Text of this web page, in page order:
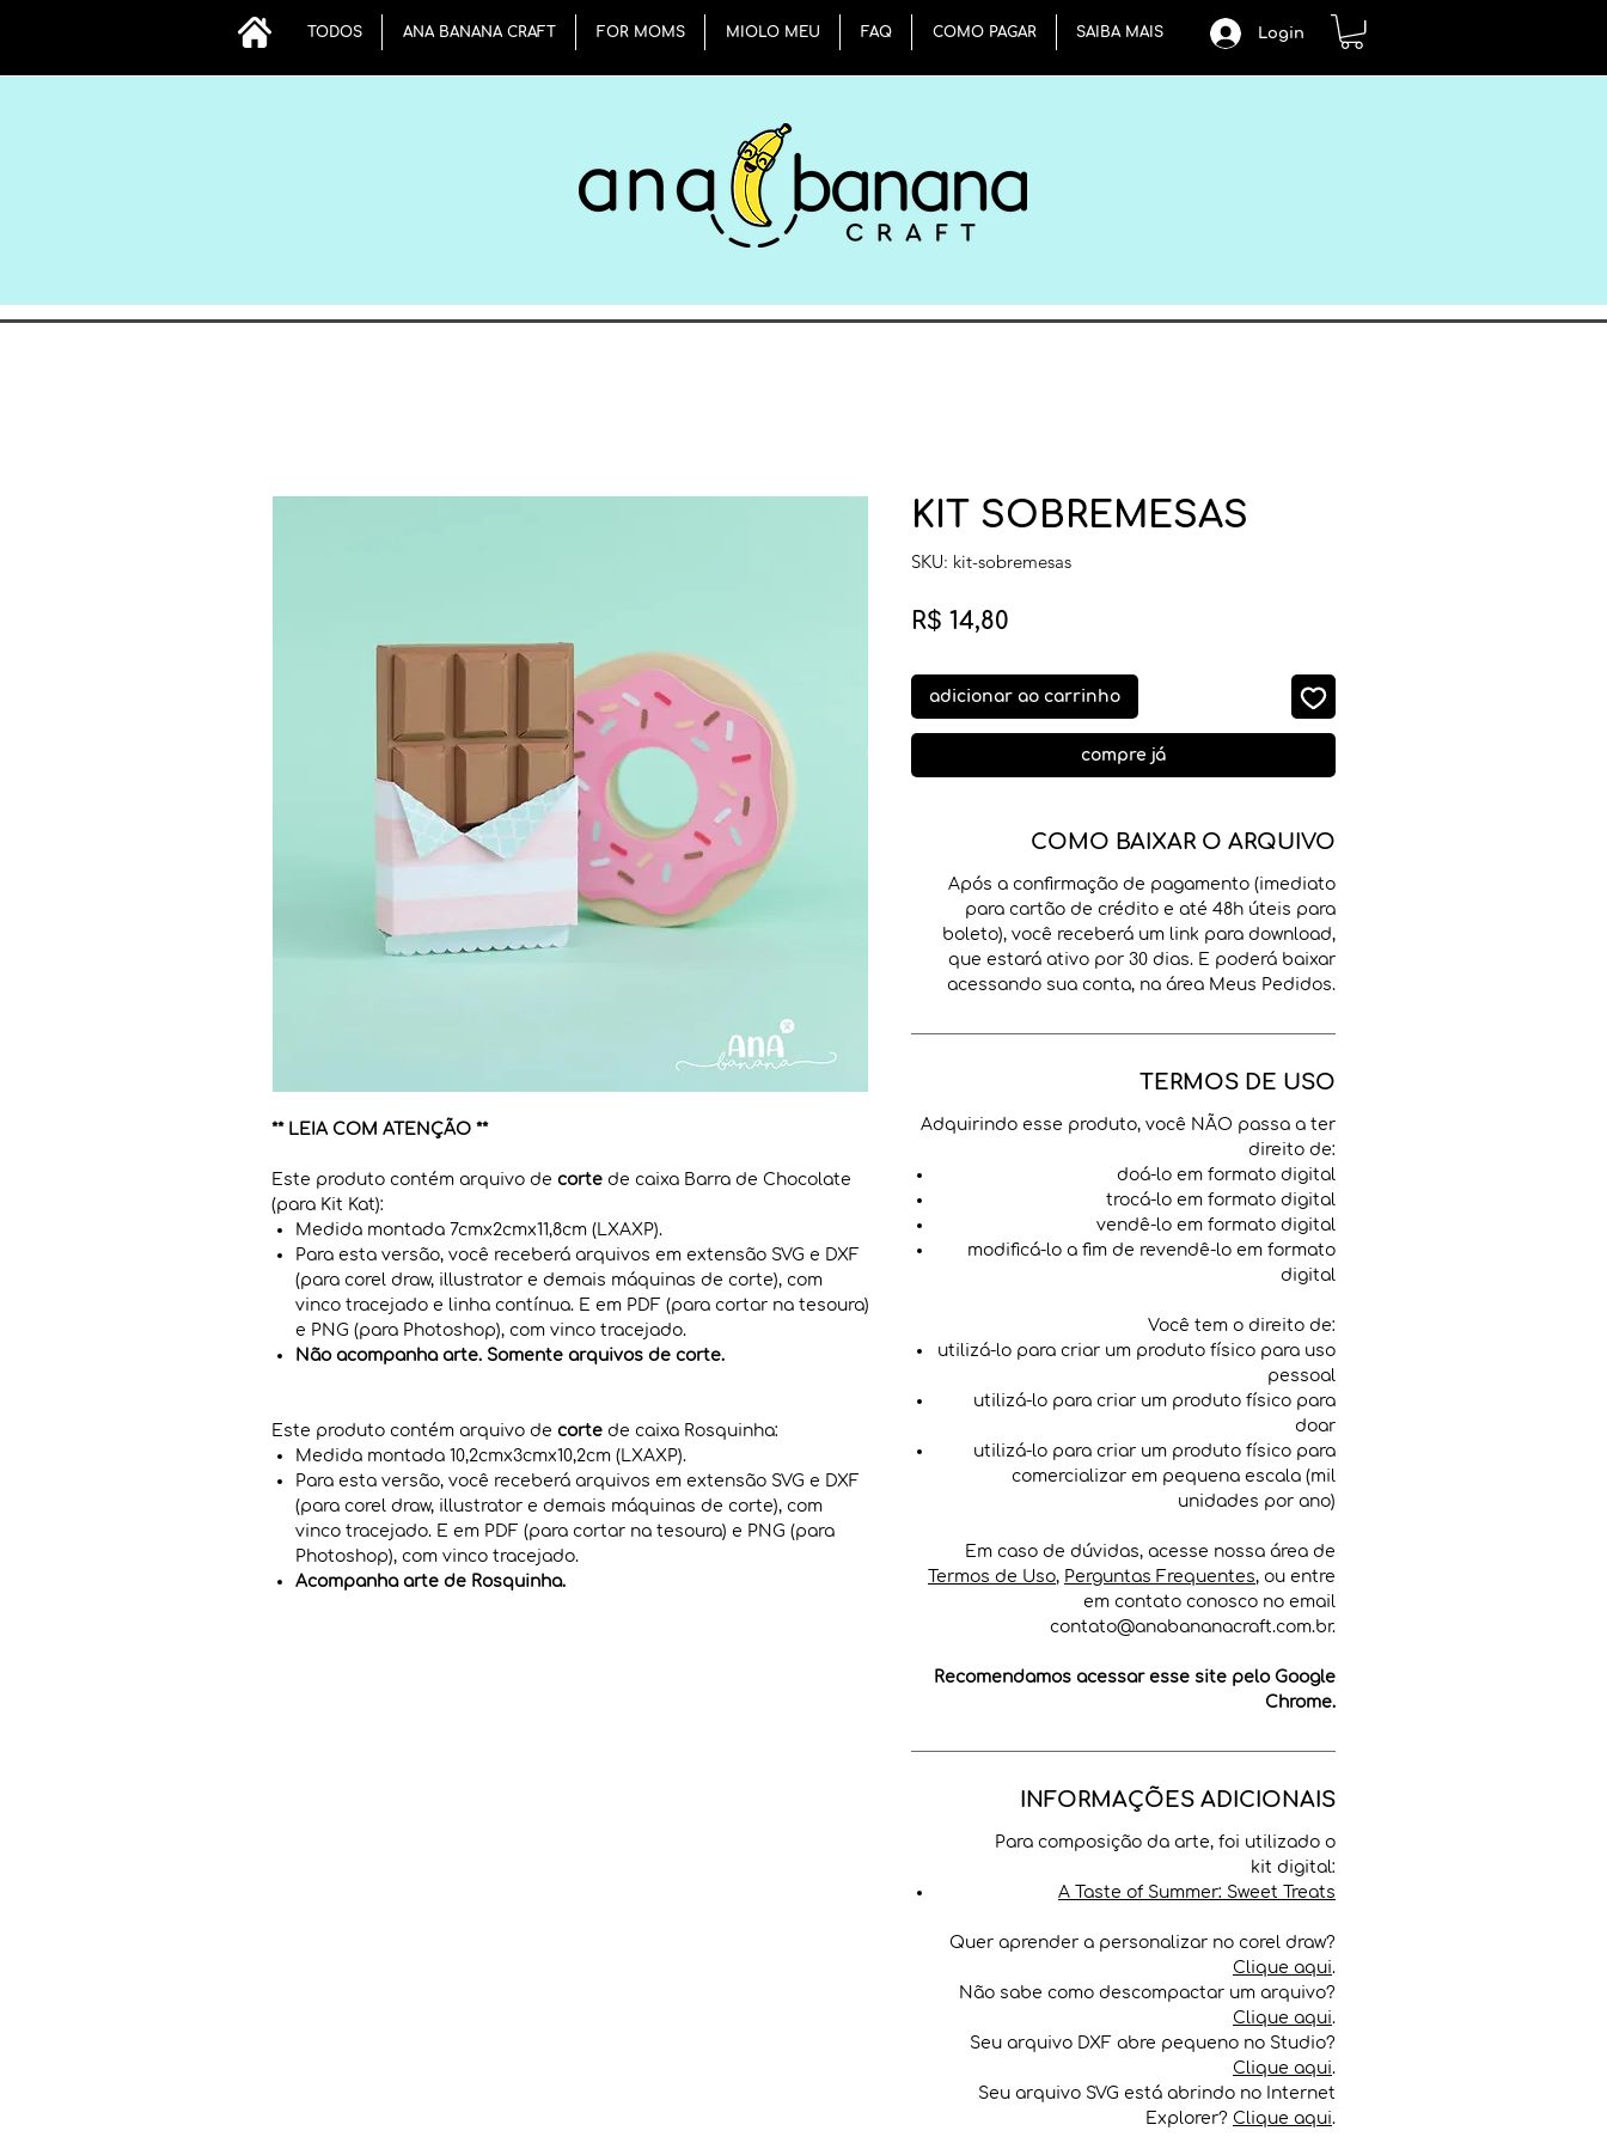
TODOS ANA BANANA CRAFT FOR MOMS MIOLO MEU FAQ COMO PAGAR SAIBA MAIS Login
** LEIA COM ATENÇÃO **
Este produto contém arquivo de corte de caixa Barra de Chocolate
(para Kit Kat):
Medida montada 7cmx2cmx11,8cm (LXAXP).
Para esta versão, você receberá arquivos em extensão SVG e DXF
(para corel draw, illustrator e demais máquinas de corte), com
vinco tracejado e linha contínua. E em PDF (para cortar na tesoura)
e PNG (para Photoshop), com vinco tracejado.
Não acompanha arte. Somente arquivos de corte.
Este produto contém arquivo de corte de caixa Rosquinha:
Medida montada 10,2cmx3cmx10,2cm (LXAXP).
Para esta versão, você receberá arquivos em extensão SVG e DXF
(para corel draw, illustrator e demais máquinas de corte), com
vinco tracejado. E em PDF (para cortar na tesoura) e PNG (para
Photoshop), com vinco tracejado.
Acompanha arte de Rosquinha.
KIT SOBREMESAS
SKU: kit-sobremesas
R$ 14,80
adicionar ao carrinho
compre já
COMO BAIXAR O ARQUIVO
Após a confirmação de pagamento (imediato
para cartão de crédito e até 48h úteis para
boleto), você receberá um link para download,
que estará ativo por 30 dias. E poderá baixar
acessando sua conta, na área Meus Pedidos.
TERMOS DE USO
Adquirindo esse produto, você NÃO passa a ter
direito de:
doá-lo em formato digital
trocá-lo em formato digital
vendê-lo em formato digital
modificá-lo a fim de revendê-lo em formato
digital
Você tem o direito de:
utilizá-lo para criar um produto físico para uso
pessoal
utilizá-lo para criar um produto físico para
doar
utilizá-lo para criar um produto físico para
comercializar em pequena escala (mil
unidades por ano)
Em caso de dúvidas, acesse nossa área de
Termos de Uso, Perguntas Frequentes, ou entre
em contato conosco no email
contato@anabananacraft.com.br.
Recomendamos acessar esse site pelo Google
Chrome.
INFORMAÇÕES ADICIONAIS
Para composição da arte, foi utilizado o
kit digital:
A Taste of Summer: Sweet Treats
Quer aprender a personalizar no corel draw?
Clique aqui.
Não sabe como descompactar um arquivo?
Clique aqui.
Seu arquivo DXF abre pequeno no Studio?
Clique aqui.
Seu arquivo SVG está abrindo no Internet
Explorer? Clique aqui.